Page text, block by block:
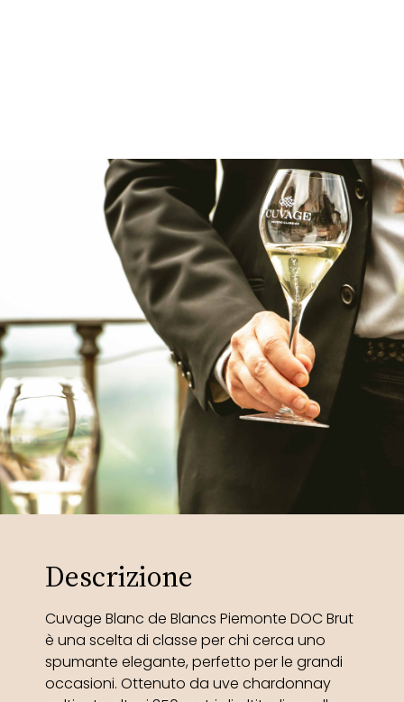
Descrizione
Cuvage Blanc de Blancs Piemonte DOC Brut
è una scelta di classe per chi cerca uno
spumante elegante, perfetto per le grandi
occasioni. Ottenuto da uve chardonnay